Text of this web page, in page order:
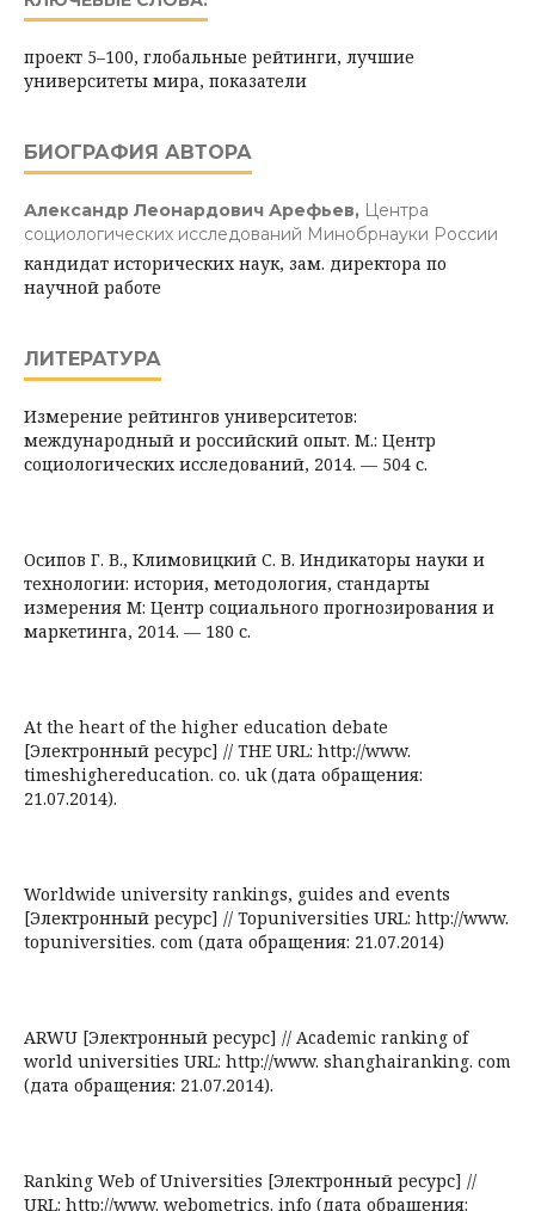
проект 5–100, глобальные рейтинги, лучшие
университеты мира, показатели
БИОГРАФИЯ АВТОРА
Александр Леонардович Арефьев, Центра
социологических исследований Минобрнауки России
кандидат исторических наук, зам. директора по
научной работе
ЛИТЕРАТУРА
Измерение рейтингов университетов:
международный и российский опыт. М.: Центр
социологических исследований, 2014. — 504 с.
Осипов Г. В., Климовицкий С. В. Индикаторы науки и
технологии: история, методология, стандарты
измерения М: Центр социального прогнозирования и
маркетинга, 2014. — 180 с.
At the heart of the higher education debate
[Электронный ресурс] // THE URL: http://www.
timeshighereducation. co. uk (дата обращения:
21.07.2014).
Worldwide university rankings, guides and events
[Электронный ресурс] // Topuniversities URL: http://www.
topuniversities. com (дата обращения: 21.07.2014)
ARWU [Электронный ресурс] // Academic ranking of
world universities URL: http://www. shanghairanking. com
(дата обращения: 21.07.2014).
Ranking Web of Universities [Электронный ресурс] //
URL: http://www. webometrics. info (дата обращения: